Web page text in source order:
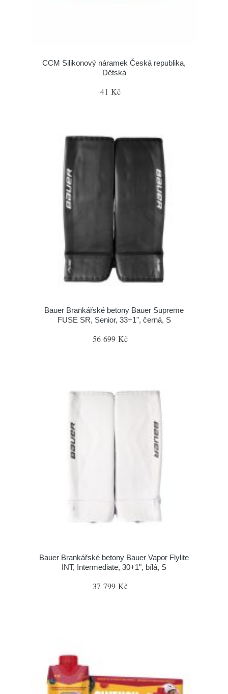
CCM Silikonový náramek Česká republika,
Dětská
41 Kč
Bauer Brankářské betony Bauer Supreme
FUSE SR, Senior, 33+1", černá, S
56 699 Kč
Bauer Brankářské betony Bauer Vapor Flylite
INT, Intermediate, 30+1", bílá, S
37 799 Kč